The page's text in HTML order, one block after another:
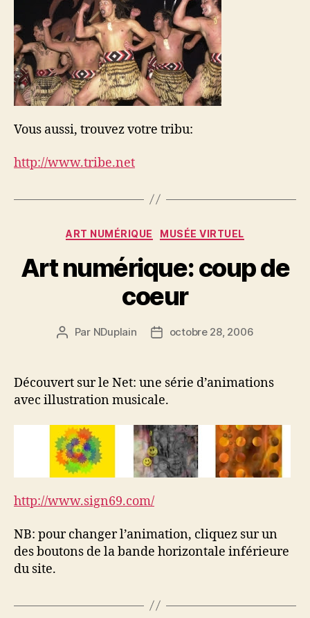
Vous aussi, trouvez votre tribu:
http://www.tribe.net
Catégories
ART NUMÉRIQUE MUSÉE VIRTUEL
Art numérique: coup de
coeur
Auteur
Par NDuplain
Dateoctobre 28, 2006
Découvert sur le Net: une série d’animations
avec illustration musicale.
http://www.sign69.com/
NB: pour changer l’animation, cliquez sur un
des boutons de la bande horizontale inférieure
du site.